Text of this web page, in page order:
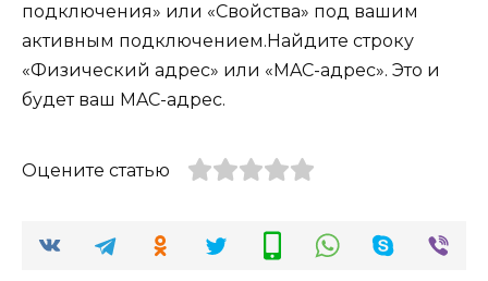
подключения» или «Свойства» под вашим
активным подключением.Найдите строку
«Физический адрес» или «MAC-адрес». Это и
будет ваш MAC-адрес.
Оцените статью